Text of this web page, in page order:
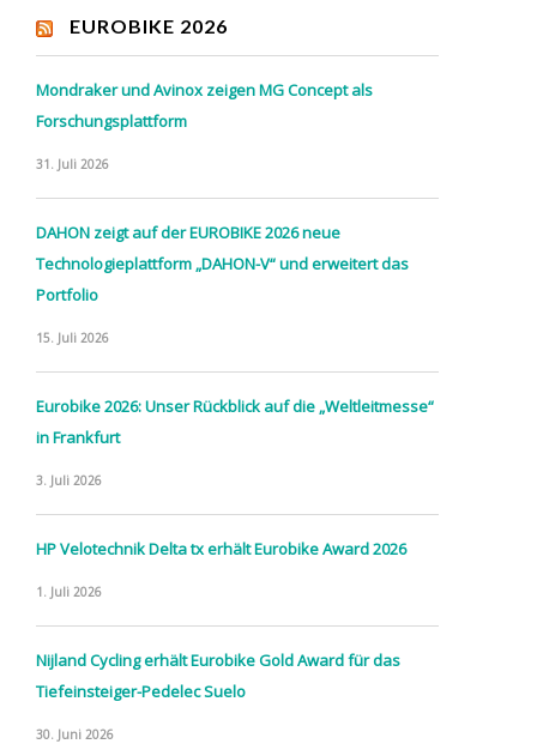
EUROBIKE 2026
Mondraker und Avinox zeigen MG Concept als
Forschungsplattform
31. Juli 2026
DAHON zeigt auf der EUROBIKE 2026 neue
Technologieplattform „DAHON-V“ und erweitert das
Portfolio
15. Juli 2026
Eurobike 2026: Unser Rückblick auf die „Weltleitmesse“
in Frankfurt
3. Juli 2026
HP Velotechnik Delta tx erhält Eurobike Award 2026
1. Juli 2026
Nijland Cycling erhält Eurobike Gold Award für das
Tiefeinsteiger-Pedelec Suelo
30. Juni 2026